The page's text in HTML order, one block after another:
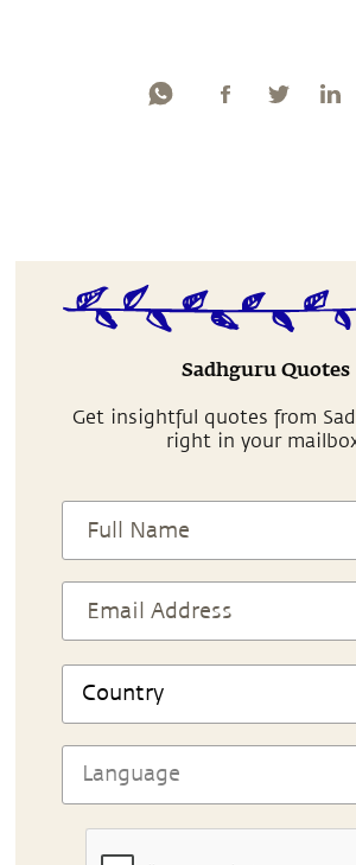
Sadhguru Quotes
Get insightful quotes from
right in your